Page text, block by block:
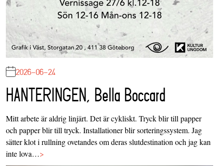
2026-06-24
HANTERINGEN, Bella Boccard
Mitt arbete är aldrig linjärt. Det är cykliskt. Tryck blir till papper
och papper blir till tryck. Installationer blir sorteringssystem. Jag
sätter klot i rullning ovetandes om deras slutdestination och jag kan
inte lova…>